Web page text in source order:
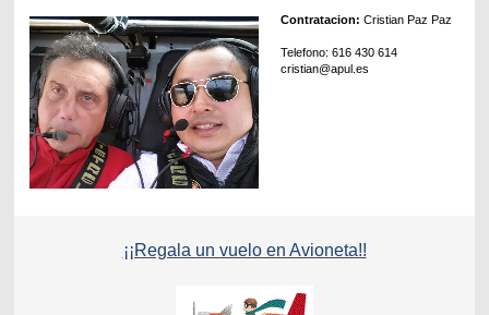
Contratacion: Cristian Paz Paz
Telefono: 616 430 614
cristian@apul.es
¡¡Regala un vuelo en Avioneta!!